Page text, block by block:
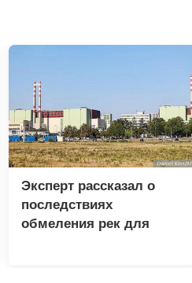
Эксперт рассказал о
последствиях
обмеления рек для